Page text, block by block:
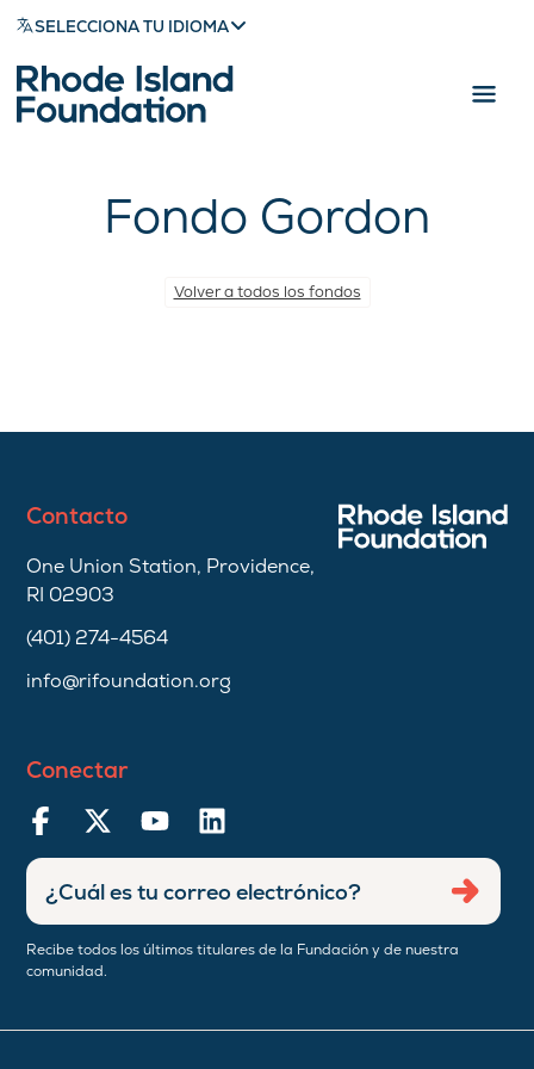
SELECCIONA TU IDIOMA
Fondo Gordon
Volver a todos los fondos
Contacto
One Union Station, Providence,
RI 02903
(401) 274-4564
info@rifoundation.org
Conectar
Recibe todos los últimos titulares de la Fundación y de nuestra
comunidad.
Ingresar
dirección
de
correo
Enviar